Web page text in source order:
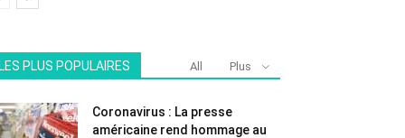
LES PLUS POPULAIRES All Plus
Coronavirus : La presse
américaine rend hommage au